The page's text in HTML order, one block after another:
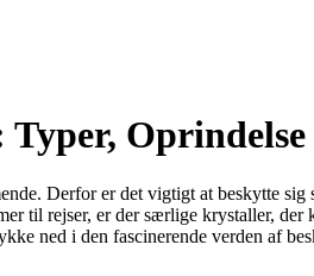
Oprindelse
Derfor er det vigtigt at beskytte
til rejser, er der særlige krystaller,
ned i den fascinerende verden af